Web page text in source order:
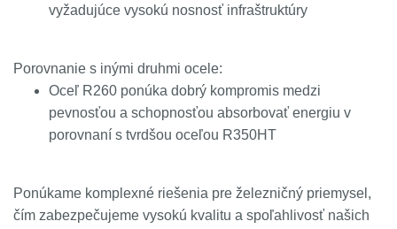
vyžadujúce vysokú nosnosť infraštruktúry
Porovnanie s inými druhmi ocele:
Oceľ R260 ponúka dobrý kompromis medzi
pevnosťou a schopnosťou absorbovať energiu v
porovnaní s tvrdšou oceľou R350HT
Ponúkame komplexné riešenia pre železničný priemysel,
čím zabezpečujeme vysokú kvalitu a spoľahlivosť našich